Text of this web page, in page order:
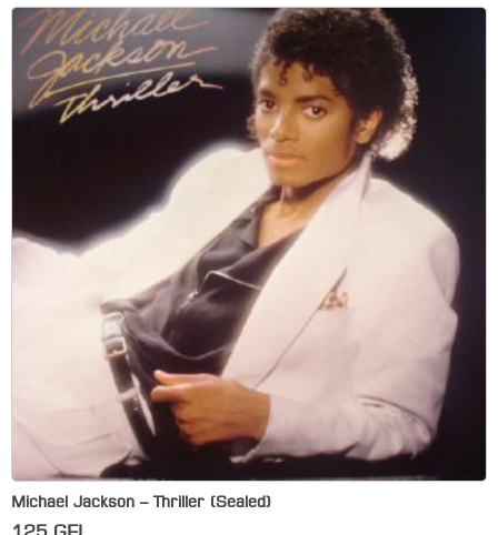
Michael Jackson – Thriller (Sealed)